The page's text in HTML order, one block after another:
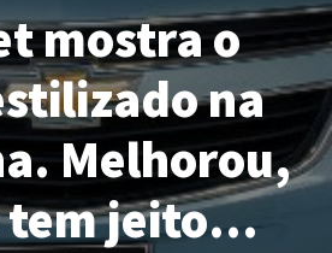
mostra o
na
Melhorou,
tem jeito…